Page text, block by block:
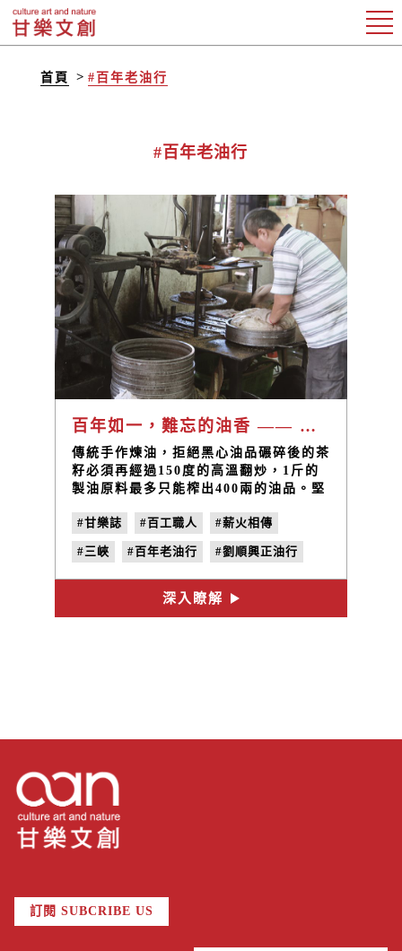
首頁 #百年老油行
#百年老油行
百年如一，難忘的油香 —— 劉順興正油行
傳統手作煉油，拒絕黑心油品碾碎後的茶
籽必須再經過150度的高溫翻炒，1斤的
製油原料最多只能榨出400兩的油品。堅
康。
#甘樂誌 #百工職人 #薪火相傳
#三峽 #百年老油行 #劉順興正油行
#苦茶油 #no.21 #單位的計量
深入瞭解
訂閱 SUBCRIBE US